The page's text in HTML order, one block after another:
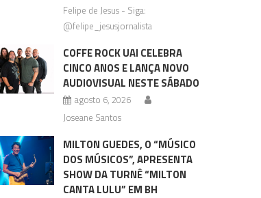
Felipe de Jesus - Siga:
@felipe_jesusjornalista
COFFE ROCK UAI CELEBRA
CINCO ANOS E LANÇA NOVO
AUDIOVISUAL NESTE SÁBADO
agosto 6, 2026
Joseane Santos
MILTON GUEDES, O “MÚSICO
DOS MÚSICOS”, APRESENTA
SHOW DA TURNÊ “MILTON
CANTA LULU” EM BH